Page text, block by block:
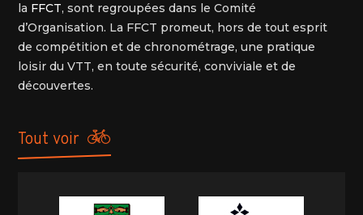
la FFCT, sont regroupées dans le Comité
d’Organisation. La FFCT promeut, hors de tout esprit
de compétition et de chronométrage, une pratique
loisir du VTT, en toute sécurité, conviviale et de
découvertes.
tout voir